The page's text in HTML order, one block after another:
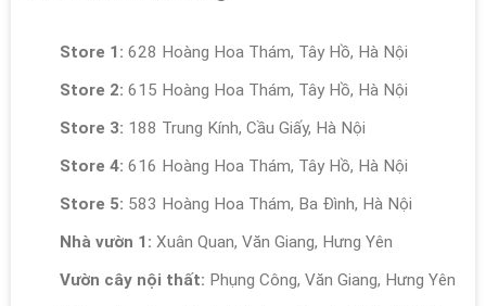
Store 1: 628 Hoàng Hoa Thám, Tây Hồ, Hà Nội
Store 2: 615 Hoàng Hoa Thám, Tây Hồ, Hà Nội
Store 3: 188 Trung Kính, Cầu Giấy, Hà Nội
Store 4: 616 Hoàng Hoa Thám, Tây Hồ, Hà Nội
Store 5: 583 Hoàng Hoa Thám, Ba Đình, Hà Nội
Nhà vườn 1: Xuân Quan, Văn Giang, Hưng Yên
Vườn cây nội thất: Phụng Công, Văn Giang, Hưng Yên